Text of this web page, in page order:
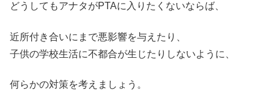
どうしてもアナタがPTAに入りたくないならば、
近所付き合いにまで悪影響を与えたり、
子供の学校生活に不都合が生じたりしないように、
何らかの対策を考えましょう。